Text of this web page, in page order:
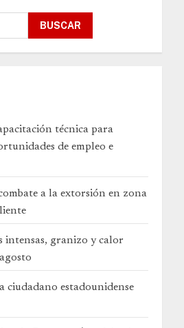
BUSCAR
técnica para
de empleo e
a la extorsión en zona
intensas, granizo y calor
ciudadano estadounidense